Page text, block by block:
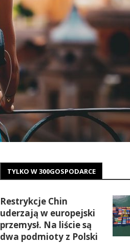
TYLKO W 300GOSPODARCE
Restrykcje Chin
uderzają w europejski
przemysł. Na liście są
dwa podmioty z Polski